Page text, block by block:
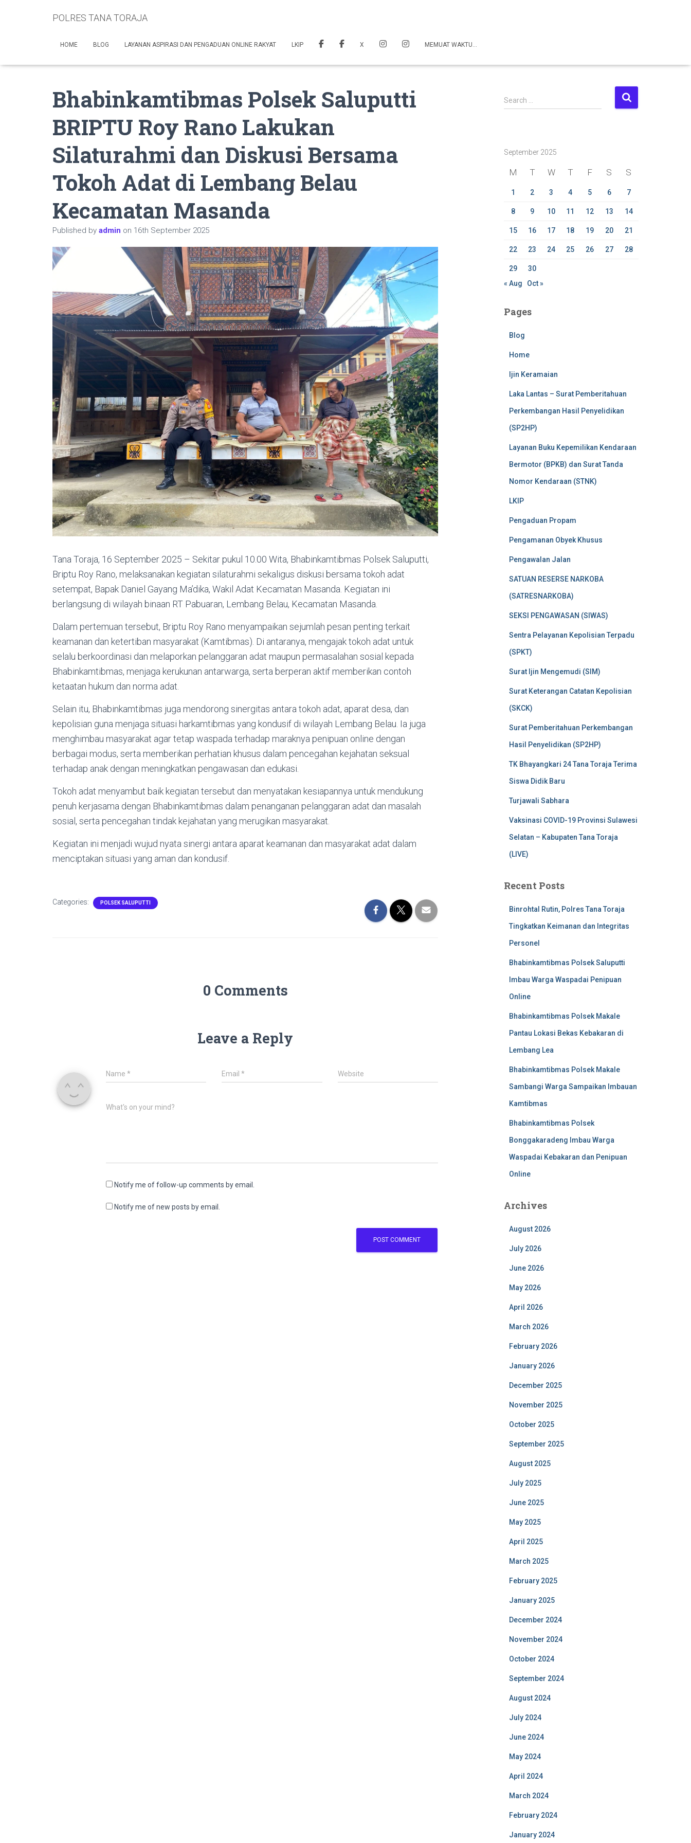
POLRES TANA TORAJA
HOME BLOG LAYANAN ASPIRASI DAN PENGADUAN ONLINE RAKYAT LKIP X MEMUAT WAKTU…
Bhabinkamtibmas Polsek Saluputti
BRIPTU Roy Rano Lakukan
Silaturahmi dan Diskusi Bersama
Tokoh Adat di Lembang Belau
Kecamatan Masanda
Published by admin on 16th September 2025
Tana Toraja, 16 September 2025 – Sekitar pukul 10.00 Wita, Bhabinkamtibmas Polsek Saluputti,
Briptu Roy Rano, melaksanakan kegiatan silaturahmi sekaligus diskusi bersama tokoh adat
setempat, Bapak Daniel Gayang Ma’dika, Wakil Adat Kecamatan Masanda. Kegiatan ini
berlangsung di wilayah binaan RT Pabuaran, Lembang Belau, Kecamatan Masanda.
Dalam pertemuan tersebut, Briptu Roy Rano menyampaikan sejumlah pesan penting terkait
keamanan dan ketertiban masyarakat (Kamtibmas). Di antaranya, mengajak tokoh adat untuk
selalu berkoordinasi dan melaporkan pelanggaran adat maupun permasalahan sosial kepada
Bhabinkamtibmas, menjaga kerukunan antarwarga, serta berperan aktif memberikan contoh
ketaatan hukum dan norma adat.
Selain itu, Bhabinkamtibmas juga mendorong sinergitas antara tokoh adat, aparat desa, dan
kepolisian guna menjaga situasi harkamtibmas yang kondusif di wilayah Lembang Belau. Ia juga
menghimbau masyarakat agar tetap waspada terhadap maraknya penipuan online dengan
berbagai modus, serta memberikan perhatian khusus dalam pencegahan kejahatan seksual
terhadap anak dengan meningkatkan pengawasan dan edukasi.
Tokoh adat menyambut baik kegiatan tersebut dan menyatakan kesiapannya untuk mendukung
penuh kerjasama dengan Bhabinkamtibmas dalam penanganan pelanggaran adat dan masalah
sosial, serta pencegahan tindak kejahatan yang merugikan masyarakat.
Kegiatan ini menjadi wujud nyata sinergi antara aparat keamanan dan masyarakat adat dalam
menciptakan situasi yang aman dan kondusif.
Categories: POLSEK SALUPUTTI
0 Comments
Leave a Reply
Name * Email* Website
What's on your mind?
Notify me of follow-up comments by email.
Notify me of new posts by email.
S
e
h
Search …
September 2025
M T W T F S S
1 2 3 4 5 6 7
8 9 10 11 12 13 14
15 16 17 18 19 20 21
22 23 24 25 26 27 28
29
30
« Aug
Oct »
Pages
Blog
Home
Ijin Keramaian
Laka Lantas – Surat Pemberitahuan
Perkembangan Hasil Penyelidikan
(SP2HP)
Layanan Buku Kepemilikan Kendaraan
Bermotor (BPKB) dan Surat Tanda
Nomor Kendaraan (STNK)
LKIP
Pengaduan Propam
Pengamanan Obyek Khusus
Pengawalan Jalan
SATUAN RESERSE NARKOBA
(SATRESNARKOBA)
SEKSI PENGAWASAN (SIWAS)
Sentra Pelayanan Kepolisian Terpadu
(SPKT)
Surat Ijin Mengemudi (SIM)
Surat Keterangan Catatan Kepolisian
(SKCK)
Surat Pemberitahuan Perkembangan
Hasil Penyelidikan (SP2HP)
TK Bhayangkari 24 Tana Toraja Terima
Siswa Didik Baru
Turjawali Sabhara
Vaksinasi COVID-19 Provinsi Sulawesi
Selatan – Kabupaten Tana Toraja
(LIVE)
Recent Posts
Binrohtal Rutin, Polres Tana Toraja
Tingkatkan Keimanan dan Integritas
Personel
Bhabinkamtibmas Polsek Saluputti
Imbau Warga Waspadai Penipuan
Online
Bhabinkamtibmas Polsek Makale
Pantau Lokasi Bekas Kebakaran di
Lembang Lea
Bhabinkamtibmas Polsek Makale
Sambangi Warga Sampaikan Imbauan
Kamtibmas
Bhabinkamtibmas Polsek
Bonggakaradeng Imbau Warga
Waspadai Kebakaran dan Penipuan
Online
Archives
August 2026
July 2026
June 2026
May 2026
April 2026
March 2026
February 2026
January 2026
December 2025
November 2025
October 2025
September 2025
August 2025
July 2025
June 2025
May 2025
April 2025
March 2025
February 2025
January 2025
December 2024
November 2024
October 2024
September 2024
August 2024
July 2024
June 2024
May 2024
April 2024
March 2024
February 2024
January 2024